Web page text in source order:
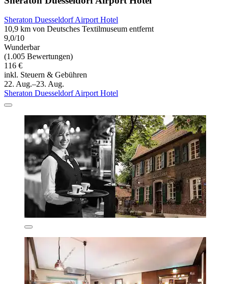
Sheraton Duesseldorf Airport Hotel
10,9 km von Deutsches Textilmuseum entfernt
9,0/10
Wunderbar
(1.005 Bewertungen)
116 €
inkl. Steuern & Gebühren
22. Aug.–23. Aug.
Sheraton Duesseldorf Airport Hotel